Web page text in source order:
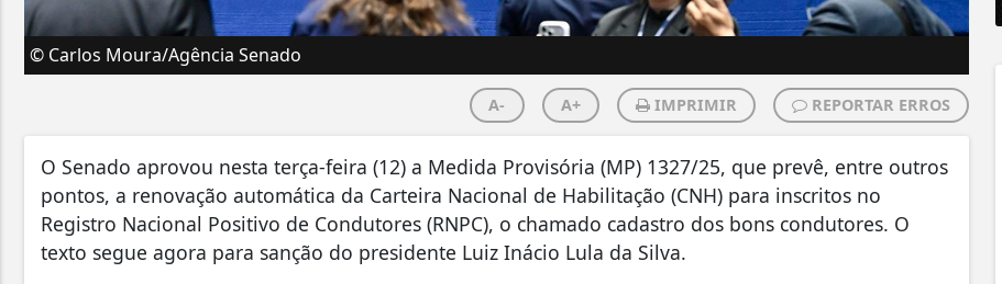
© Carlos Moura/Agência Senado
A- A+ IMPRIMIR REPORTAR ERROS
O Senado aprovou nesta terça-feira (12) a Medida Provisória (MP) 1327/25, que prevê, entre outros
pontos, a renovação automática da Carteira Nacional de Habilitação (CNH) para inscritos no
Registro Nacional Positivo de Condutores (RNPC), o chamado cadastro dos bons condutores. O
texto segue agora para sanção do presidente Luiz Inácio Lula da Silva.